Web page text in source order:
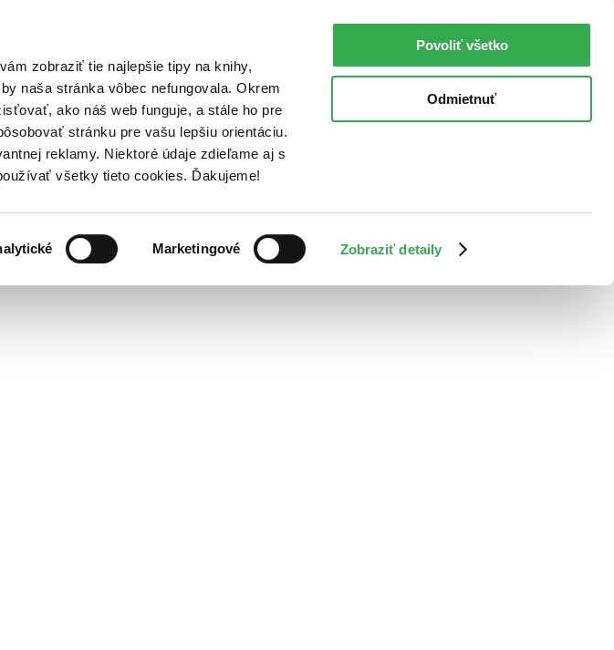
zobraziť tie najlepšie tipy na knihy,
naša stránka vôbec nefungovala. Okrem
ako náš web funguje, a stále ho pre
stránku pre vašu lepšiu orientáciu.
reklamy. Niektoré údaje zdieľame aj s
všetky tieto cookies. Ďakujeme!
Marketingové Zobraziť detaily
Povoliť všetko
Odmietnuť